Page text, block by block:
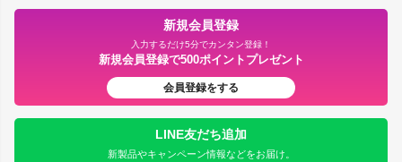
新規会員登録
入力するだけ5分でカンタン登録！
新規会員登録で500ポイントプレゼント
会員登録をする
LINE友だち追加
新製品やキャンペーン情報などをお届け。